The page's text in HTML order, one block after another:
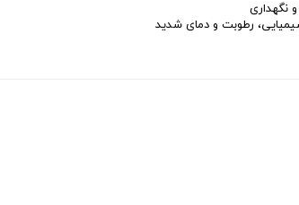
نگهداری
رطوبت و دمای شدید